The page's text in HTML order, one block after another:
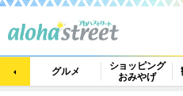
グルメ
ショッピング
おみやげ